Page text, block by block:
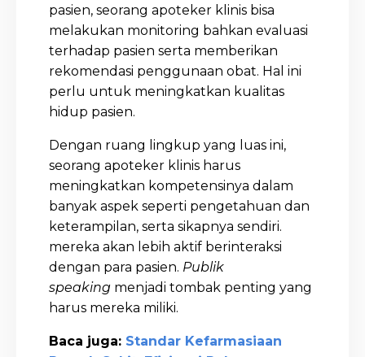
pasien, seorang apoteker klinis bisa
melakukan monitoring bahkan evaluasi
terhadap pasien serta memberikan
rekomendasi penggunaan obat. Hal ini
perlu untuk meningkatkan kualitas
hidup pasien.
Dengan ruang lingkup yang luas ini,
seorang apoteker klinis harus
meningkatkan kompetensinya dalam
banyak aspek seperti pengetahuan dan
keterampilan, serta sikapnya sendiri.
mereka akan lebih aktif berinteraksi
dengan para pasien. Publik
speaking menjadi tombak penting yang
harus mereka miliki.
Baca juga: Standar Kefarmasiaan